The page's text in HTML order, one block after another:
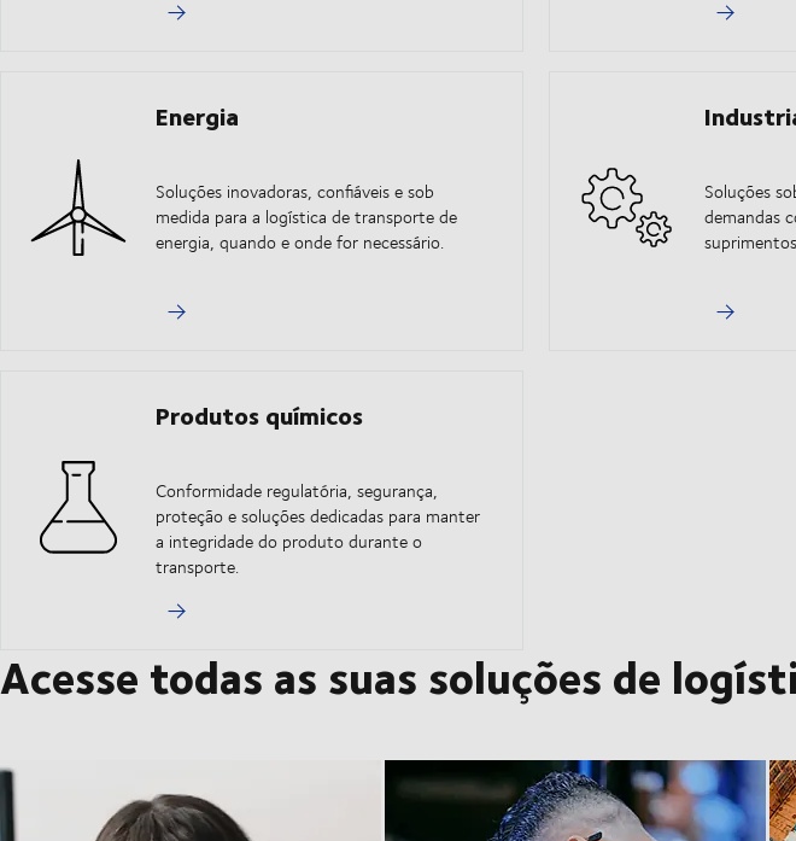
Energia
Soluções inovadoras, confiáveis e sob
medida para a logística de transporte de
energia, quando e onde for necessário.
Soluções
demandas
Produtos químicos
Conformidade regulatória, segurança,
proteção e soluções dedicadas para manter
a integridade do produto durante o
transporte.
Acesse todas as suas soluções de